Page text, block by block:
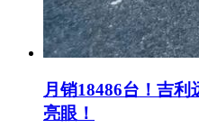
月销18486台！吉
亮眼！